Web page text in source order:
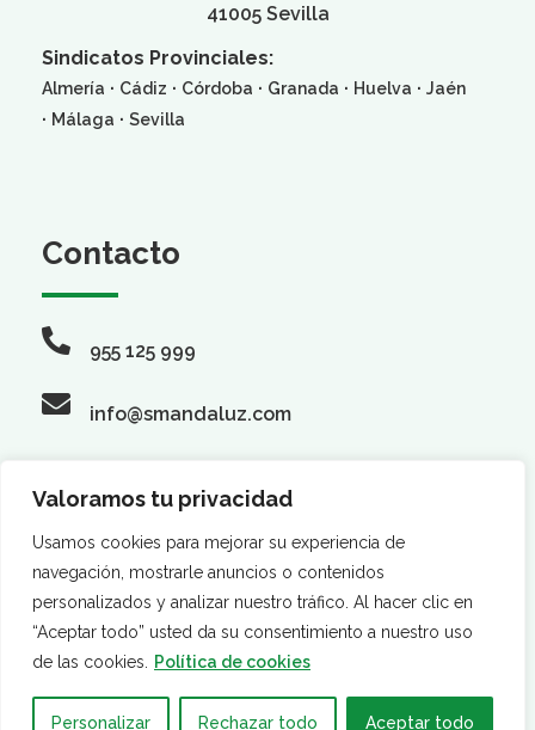
Valoramos tu privacidad
Usamos cookies para mejorar su experiencia de
navegación, mostrarle anuncios o contenidos
personalizados y analizar nuestro tráfico. Al hacer clic en
“Aceptar todo” usted da su consentimiento a nuestro uso
de las cookies.
Política de cookies
Personalizar Rechazar todo Aceptar todo
41005 Sevilla
Sindicatos Provinciales:
Almería · Cádiz · Córdoba · Granada · Huelva · Jaén
· Málaga · Sevilla
Contacto
955 125 999
info@smandaluz.com
Síguenos